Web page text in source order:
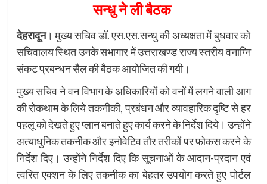
सन्धु ने ली बैठक
देहरादून। मुख्य सचिव डॉ. एस.एस.सन्धु की अध्यक्षता में बुधवार को
सचिवालय स्थित उनके सभागार में उत्तराखण्ड राज्य स्तरीय वनाग्नि
संकट प्रबन्धन सैल की बैठक आयोजित की गयी।
मुख्य सचिव ने वन विभाग के अधिकारियों को वनों में लगने वाली आग
की रोकथाम के लिये तकनीकी, प्रबंधन और व्यावहारिक दृष्टि से हर
पहलू को देखते हुए प्लान बनाते हुए कार्य करने के निर्देश दिये। उन्होंने
अत्याधुनिक तकनीक और इनोवेटिव तौर तरीकों पर फोकस करने के
निर्देश दिए। उन्होंने निर्देश दिए कि सूचनाओं के आदान-प्रदान एवं
त्वरित एक्शन के लिए तकनीक का बेहतर उपयोग करते हुए पोर्टल